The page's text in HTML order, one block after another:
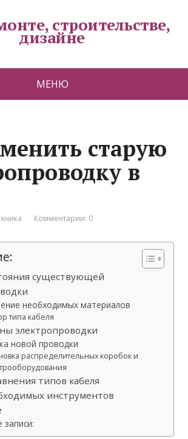
строительстве,
дизайне
МЕНЮ
старую
в
Комментарии: 0
существующей
необходимых материалов
типа кабеля
электропроводки
новой проводки
распределительных коробок и
типов кабеля
инструментов